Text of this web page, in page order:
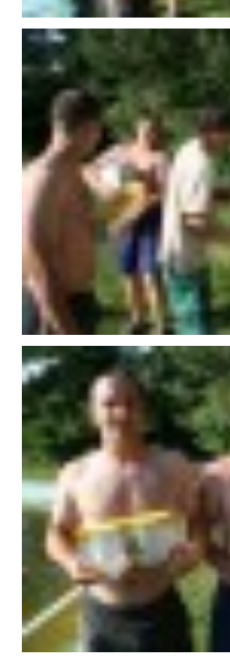
LETNÍ AREÁL U NÁDRŽKY
HISTORIE
VAROVÁNÍ OBYVATELSTVA
HASIČSKÉ DESATERO
SVATÝ FLORIÁN
ODKAZY NA WWW.STRÁNKY